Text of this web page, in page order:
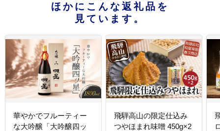
ほかにこんな返礼品を
見ています。
華やかでフルーティー
な大吟醸「大吟醸四ッ
飛騨高山の限定仕込み
つやほまれ味噌 450g×2